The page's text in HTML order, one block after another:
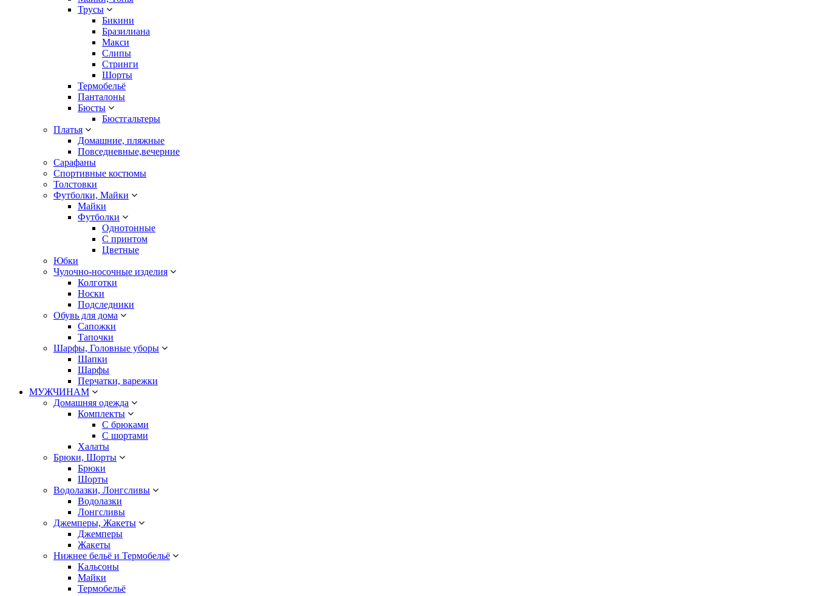
Трусы
Бикини
Бразилиана
Макси
Слипы
Стринги
Шорты
Термобельё
Панталоны
Бюсты
Бюстгальтеры
Платья
Домашние, пляжные
Повседневные,вечерние
Сарафаны
Спортивные костюмы
Толстовки
Футболки, Майки
Майки
Футболки
Однотонные
С принтом
Цветные
Юбки
Чулочно-носочные изделия
Колготки
Носки
Подследники
Обувь для дома
Сапожки
Тапочки
Шарфы, Головные уборы
Шапки
Шарфы
Перчатки, варежки
МУЖЧИНАМ
Домашняя одежда
Комплекты
С брюками
С шортами
Халаты
Брюки, Шорты
Брюки
Шорты
Водолазки, Лонгсливы
Водолазки
Лонгсливы
Джемперы, Жакеты
Джемперы
Жакеты
Нижнее бельё и Термобельё
Кальсоны
Майки
Термобельё